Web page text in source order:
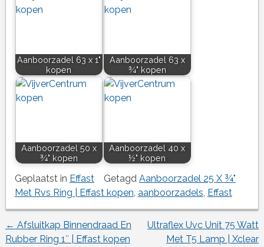
Aanboorzadel 63 x 1"
kopen
Aanboorzadel 63 x
¾" kopen
Aanboorzadel 50 x
¾" kopen
Aanboorzadel 40 x
½" kopen
Geplaatst in Effast Getagd Aanboorzadel 25 X ¾"
Met Rvs Ring | Effast kopen aanboorzadels Effast
Berichtnavigatie
← Afsluitkap Binnendraad En
Rubber Ring 1″ | Effast kopen
Ultraflex Uvc Unit 75 Watt
Met T5 Lamp | Xclear